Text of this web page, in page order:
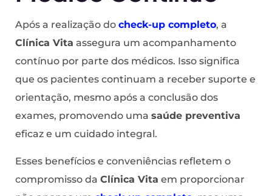
Após a realização do check-up completo, a
Clínica Vita assegura um acompanhamento
contínuo por parte dos médicos. Isso significa
que os pacientes continuam a receber suporte e
orientação, mesmo após a conclusão dos
exames, promovendo uma saúde preventiva
eficaz e um cuidado integral.
Esses benefícios e conveniências refletem o
compromisso da Clínica Vita em proporcionar